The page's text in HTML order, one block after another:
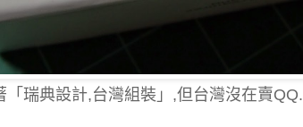
「瑞典設計,台灣組裝」,但台灣沒在賣QQ.